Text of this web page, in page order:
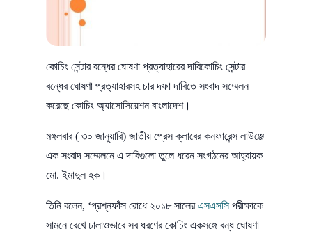
কোচিং সেন্টার বন্ধের ঘোষণা প্রত্যাহারের দাবিকোচিং সেন্টার
বন্ধের ঘোষণা প্রত্যাহারসহ চার দফা দাবিতে সংবাদ সম্মেলন
করেছে কোচিং অ্যাসোসিয়েশন বাংলাদেশ।
মঙ্গলবার ( ৩০ জানুয়ারি) জাতীয় প্রেস ক্লাবের কনফারেন্স লাউঞ্জে
এক সংবাদ সম্মেলনে এ দাবিগুলো তুলে ধরেন সংগঠনের আহ্বায়ক
মো. ইমাদুল হক।
তিনি বলেন, ‘প্রশ্নফাঁস রোধে ২০১৮ সালেরএসএসসিপরীক্ষাকে
সামনে রেখে ঢালাওভাবে সব ধরণের কোচিং একসঙ্গে বন্ধ ঘোষণা